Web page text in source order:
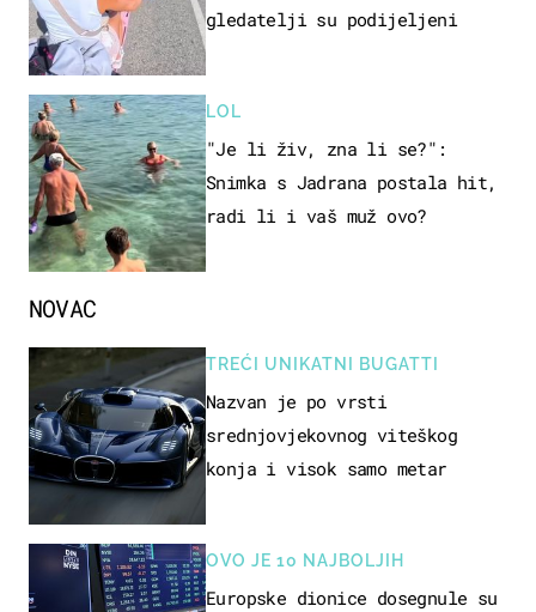
gledatelji su podijeljeni
LOL
"Je li živ, zna li se?":
Snimka s Jadrana postala hit,
radi li i vaš muž ovo?
NOVAC
TREĆI UNIKATNI BUGATTI
Nazvan je po vrsti
srednjovjekovnog viteškog
konja i visok samo metar
OVO JE 10 NAJBOLJIH
Europske dionice dosegnule su